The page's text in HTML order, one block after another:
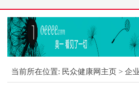
当前所在位置: 民众健康网主页 > 企